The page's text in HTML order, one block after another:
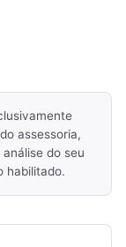
assessoria,
do seu
habilitado.